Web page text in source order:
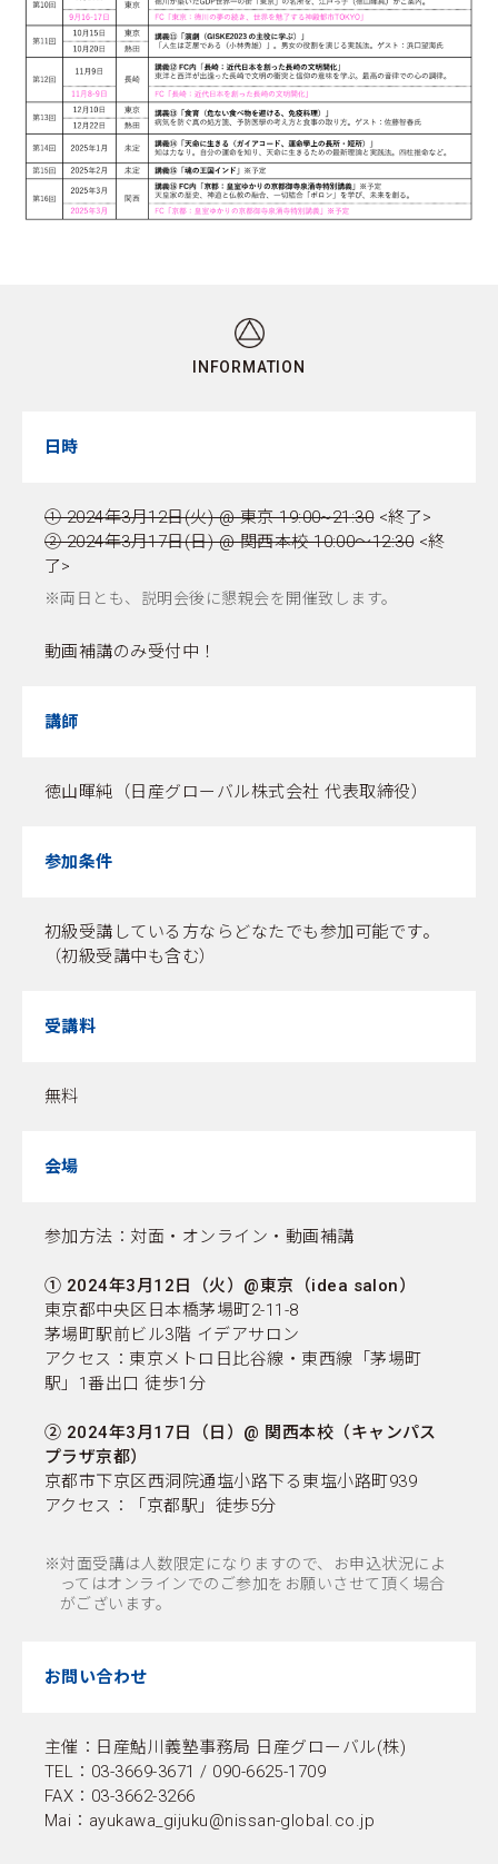
INFORMATION
日時
① 2024年3月12日(火) @ 東京 19:00~21:30<終了>
② 2024年3月17日(日) @ 関西本校 10:00～12:30<終
了>
※両日とも、説明会後に懇親会を開催致します。
動画補講のみ受付中！
講師
徳山暉純（日産グローバル株式会社 代表取締役）
参加条件
初級受講している方ならどなたでも参加可能です。
（初級受講中も含む）
受講料
無料
会場
参加方法：対面・オンライン・動画補講
① 2024年3月12日（火）@東京（idea salon）
東京都中央区日本橋茅場町2-11-8
茅場町駅前ビル3階 イデアサロン
アクセス：東京メトロ日比谷線・東西線「茅場町
駅」1番出口 徒歩1分
② 2024年3月17日（日）@ 関西本校（キャンパス
プラザ京都）
京都市下京区西洞院通塩小路下る東塩小路町939
アクセス：「京都駅」徒歩5分
※対面受講は人数限定になりますので、お申込状況によ
ってはオンラインでのご参加をお願いさせて頂く場合
がございます。
お問い合わせ
主催：日産鮎川義塾事務局 日産グローバル(株)
TEL：03-3669-3671 / 090-6625-1709
FAX：03-3662-3266
Mai：ayukawa_gijuku@nissan-global.co.jp